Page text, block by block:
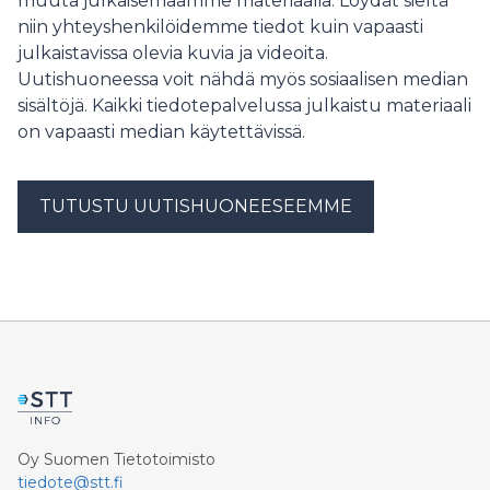
Euroopan laajuiseen verkostoon kuuluu nyt yli 1300
vapaaehtoista.
niin yhteyshenkilöidemme tiedot kuin vapaasti
julkaistavissa olevia kuvia ja videoita.
Uutishuoneessa voit nähdä myös sosiaalisen median
sisältöjä. Kaikki tiedotepalvelussa julkaistu materiaali
on vapaasti median käytettävissä.
TUTUSTU UUTISHUONEESEEMME
Oy Suomen Tietotoimisto
tiedote@stt.fi